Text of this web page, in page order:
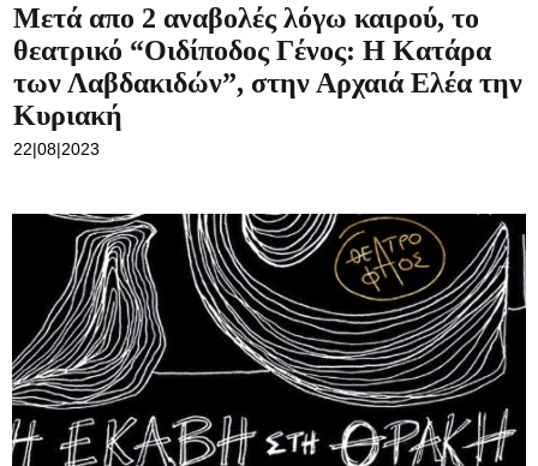
Μετά απο 2 αναβολές λόγω καιρού, το
θεατρικό “Οιδίποδος Γένος: Η Κατάρα
των Λαβδακιδών”, στην Αρχαιά Ελέα την
Κυριακή
22|08|2023